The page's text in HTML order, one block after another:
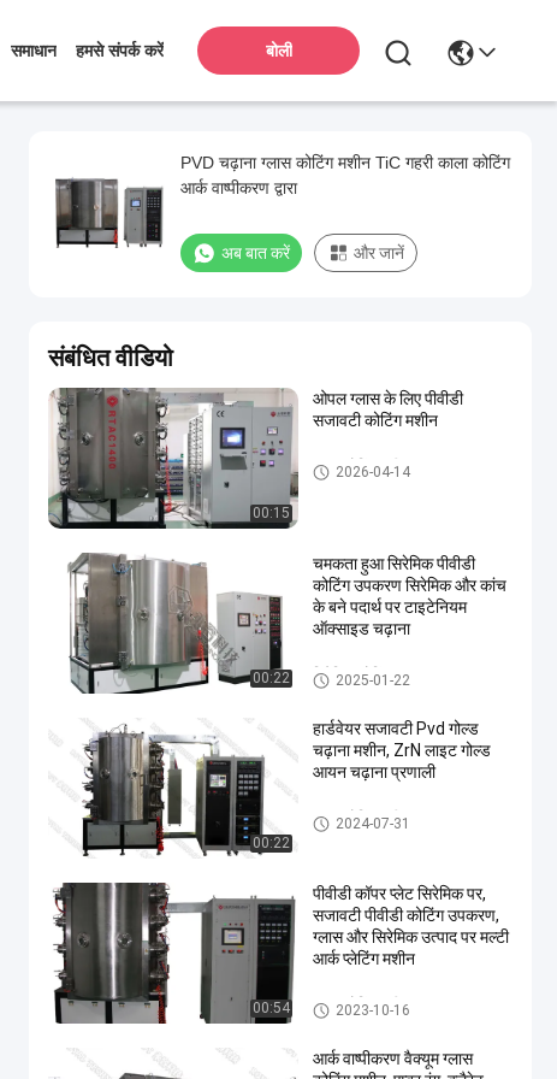
समाधान हमसे संपर्क करें बोली
PVD चढ़ाना ग्लास कोटिंग मशीन TiC गहरी काला कोटिंग
आर्क वाष्पीकरण द्वारा
अब बात करें और जानें
संबंधित वीडियो
00:15
ओपल ग्लास के लिए पीवीडी
सजावटी कोटिंग मशीन
ग्लास कोटिंग मशीन
2026-04-14
00:22
चमकता हुआ सिरेमिक पीवीडी
कोटिंग उपकरण सिरेमिक और कांच
के बने पदार्थ पर टाइटेनियम
ऑक्साइड चढ़ाना
सिरेमिक कोटिंग उपकरण
2025-01-22
00:22
हार्डवेयर सजावटी Pvd गोल्ड
चढ़ाना मशीन, ZrN लाइट गोल्ड
आयन चढ़ाना प्रणाली
ग्लास कोटिंग मशीन
2024-07-31
00:54
पीवीडी कॉपर प्लेट सिरेमिक पर,
सजावटी पीवीडी कोटिंग उपकरण,
ग्लास और सिरेमिक उत्पाद पर मल्टी
आर्क प्लेटिंग मशीन
ग्लास कोटिंग मशीन
2023-10-16
आर्क वाष्पीकरण वैक्यूम ग्लास